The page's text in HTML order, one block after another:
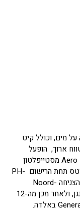
וויפליין 4000 לנחיתה על מים, וכולל קיט
ארוך, הופעל
בארה"ב ברישום N376TS ע"י חברת Aero Med Inc מסטייפלטון
שבמדינת ניו יורק.נמכר למפעיל בהולנד ושם הוטס תחת הרישום PH-
PCE בתחילה, מ-25 באפריל 1990 ע"י מועדון הצניחה Noord-
Nederlandse Parachutisten Club.בעיר גרונינגן, ולאחר מכן מה-12